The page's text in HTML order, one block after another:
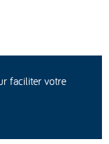
faciliter votre